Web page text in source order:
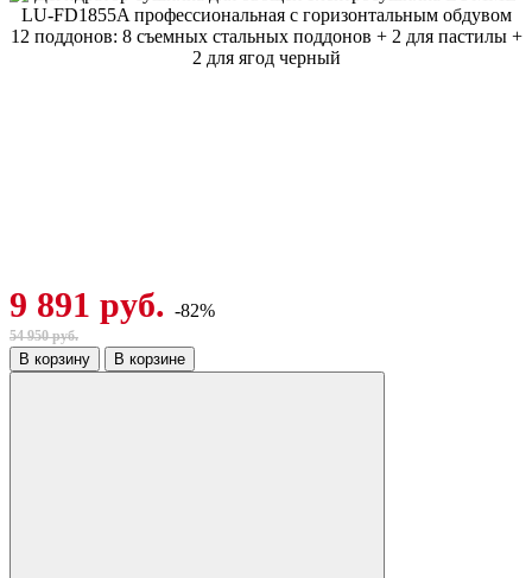
9 891 руб. -82%
54 950 руб.
В корзину В корзине